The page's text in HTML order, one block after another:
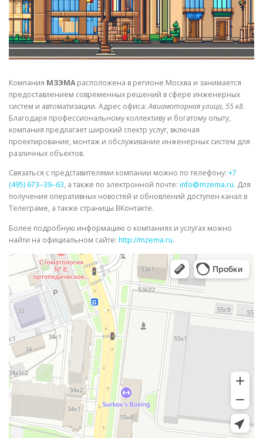
Компания МЗЭМАрасположена в регионе Москва и занимается
предоставлением современных решений в сфере инженерных
систем и автоматизации. Адрес офиса:Авиамоторная улица, 55 к8.
Благодаря профессиональному коллективу и богатому опыту,
компания предлагает широкий спектр услуг, включая
проектирование, монтаж и обслуживание инженерных систем для
различных объектов.
Связаться с представителями компании можно по телефону: +7
(495) 673‒39‒63, а также по электронной почте: info@mzema.ru. Для
получения оперативных новостей и обновлений доступен канал в
Телеграме, а также страницы ВКонтакте.
Более подробную информацию о компаниях и услугах можно
найти на официальном сайте: http://mzema.ru.